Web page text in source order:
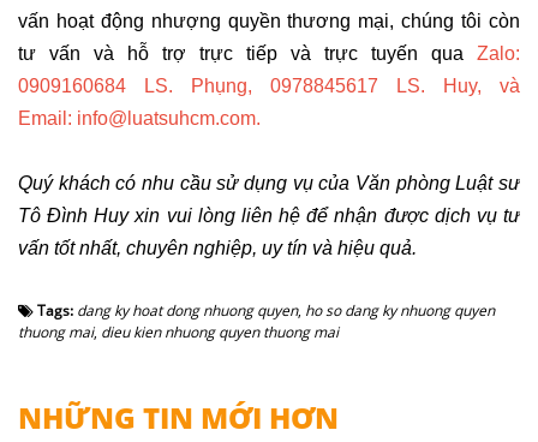
vấn hoạt động nhượng quyền thương mại, chúng tôi còn
tư vấn và hỗ trợ trực tiếp và trực tuyến qua Zalo:
0909160684 LS. Phụng, 0978845617 LS. Huy, và
Email: info@luatsuhcm.com.
Quý khách có nhu cầu sử dụng vụ của Văn phòng Luật sư
Tô Đình Huy xin vui lòng liên hệ để nhận được dịch vụ tư
vấn tốt nhất, chuyên nghiệp, uy tín và hiệu quả.
Tags: dang ky hoat dong nhuong quyen, ho so dang ky nhuong quyen
thuong mai, dieu kien nhuong quyen thuong mai
NHỮNG TIN MỚI HƠN